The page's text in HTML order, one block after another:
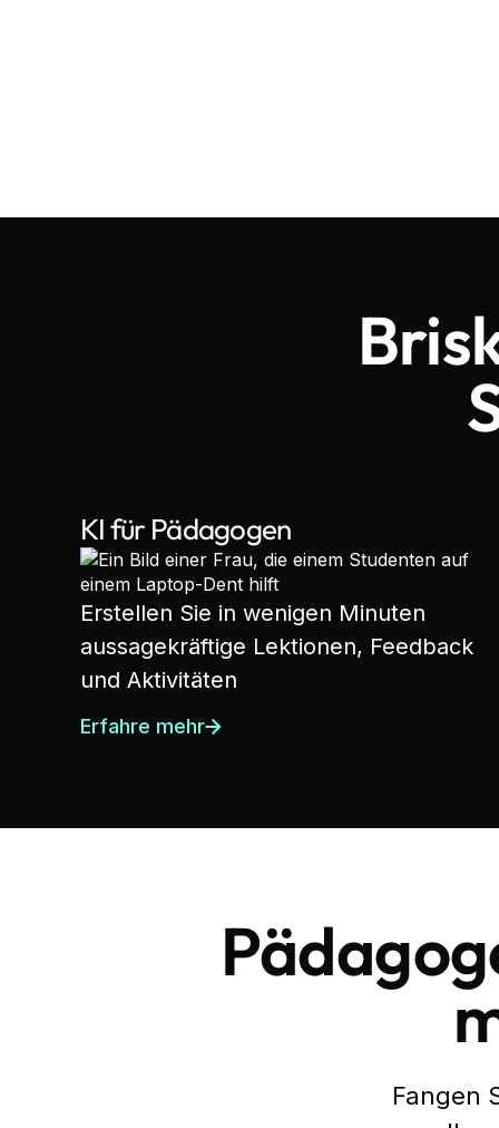
KI für Pädagogen
Erstellen Sie in wenigen Minuten
aussagekräftige Lektionen, Feedback
und Aktivitäten
Erfahre mehr
Fangen